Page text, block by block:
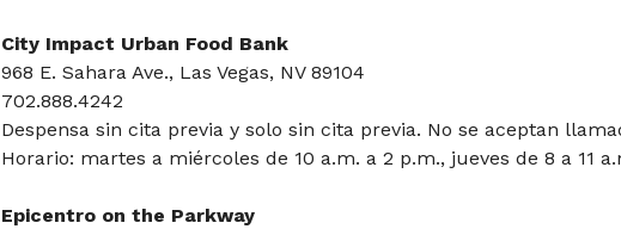
City Impact Urban Food Bank
968 E. Sahara Ave., Las Vegas, NV 89104
702.888.4242
Despensa sin cita previa y solo sin cita previa. No se aceptan
Horario: martes a miércoles de 10 a.m. a 2 p.m., jueves de 8 a 11
Epicentro on the Parkway